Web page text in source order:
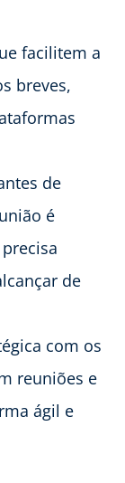
facilitem a
breves,
de
é
de
com os
reuniões e
ágil e